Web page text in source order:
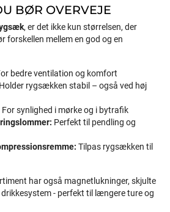
BØR OVERVEJE
, er det ikke kun størrelsen, der
forskellen mellem en god og en
bedre ventilation og komfort
Holder rygsækken stabil – også ved høj
For synlighed i mørke og i bytrafik
Perfekt til pendling og
Tilpas rygsækken til
har også magnetlukninger, skjulte
- perfekt til længere ture og